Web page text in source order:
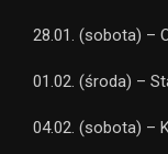
28.01. (sobota) –
01.02. (środa) –
04.02. (sobota) –